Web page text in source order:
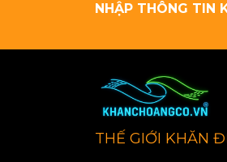
NHẬP THÔNG TIN
THẾ GIỚI KHĂN